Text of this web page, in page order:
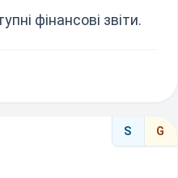
фінансові звіти.
S G